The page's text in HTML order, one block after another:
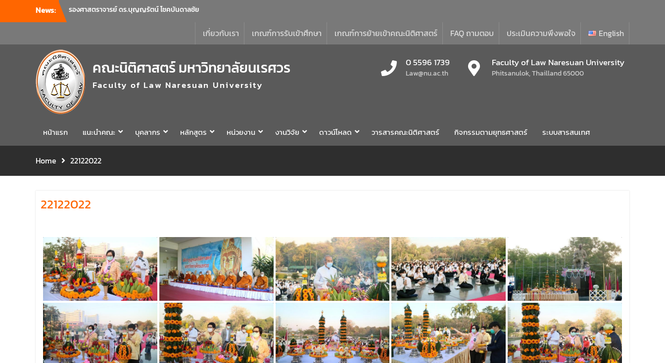
News:
นิติศาสตร์ มหาวิทยาลัยนเรศวร
2-311 อาคารปราบไตรจักร 2 มหาวิทยาลัย
นเรศวร โดยกิจกรรมดังกล่าวจัดขึ้นสำหรับ
บุคลากรที่ปฏิบัติงาน ณ กลุ่มอาคารอุตสาหกรรม
บริการ เพื่อร่วมกันสร้างพื้นที่การทำงานที่
ปลอดภัย ซึ่งครอบคลุมหน่วยงานภายในกลุ่ม
อาคารทั้ง 3 คณะ และ 1 กอง
คณะนิติศาสตร์ มหาวิทยาลัยนเรศวร จัด
การศึกษา 2569 โดยได้รับเกียรติจาก รอง
ศาสตราจารย์ ดร.บุญญรัตน์ โชคบันดาลชัย
คณบดีคณะนิติศาสตร์ ให้เกียรติเป็นประธานใน
นิติศาสตร์
เกี่ยวกับเรา เกณฑ์การรับเข้าศึกษา เกณฑ์การย้ายเข้าคณะนิติศาสตร์ FAQ ถามตอบ ประเมินความพึงพอใจ English
คณะนิติศาสตร์ มหาวิทยาลัยนเรศวร
Faculty of Law Naresuan University
0 5596 1739
Law@nu.ac.th
Faculty of Law Naresuan University
Phitsanulok, Thailland 65000
หน้าแรก แนะนำคณะ บุคลากร หลักสูตร หน่วยงาน งานวิจัย ดาวน์โหลด วารสารคณะนิติศาสตร์ กิจกรรมตามยุทธศาสตร์ ระบบสารสนเทศ
Home 22122022
22122022